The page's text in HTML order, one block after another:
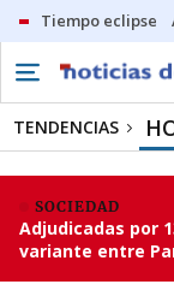
Tiempo eclipse
TENDENCIAS
SOCIEDAD
Adjudicadas por
variante entre